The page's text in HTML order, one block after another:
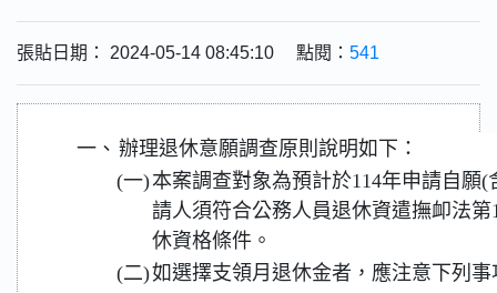
張貼日期： 2024-05-14 08:45:10 點閱： 541
一、 辦理退休意願調查原則說明如下：
(一)本案調查對象為預計於114年申請自願
請人須符合公務人員退休資遣撫卹法
休資格條件。
(二)如選擇支領月退休金者，應注意下列事